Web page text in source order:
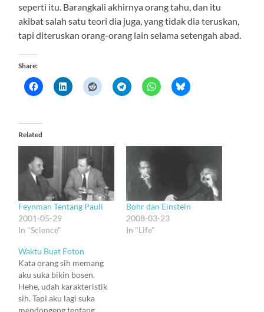
seperti itu. Barangkali akhirnya orang tahu, dan itu
akibat salah satu teori dia juga, yang tidak dia teruskan,
tapi diteruskan orang-orang lain selama setengah abad.
Share:
Related
Feynman Tentang Pauli
2001-05-29
In "Science"
Bohr dan Einstein
2008-03-23
In "Life"
Waktu Buat Foton
Kata orang sih memang
aku suka bikin bosen.
Hehe, udah karakteristik
sih. Tapi aku lagi suka
mendongeng tentang